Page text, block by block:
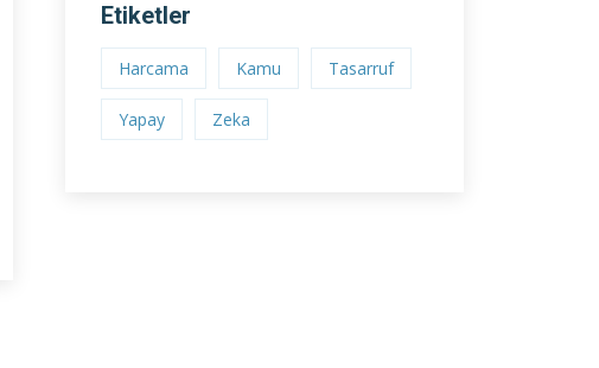
Etiketler
Harcama Kamu Tasarruf
Yapay Zeka